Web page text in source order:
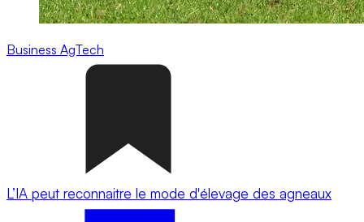
Business AgTech
L’IA peut reconnaitre le mode d'élevage des agneaux